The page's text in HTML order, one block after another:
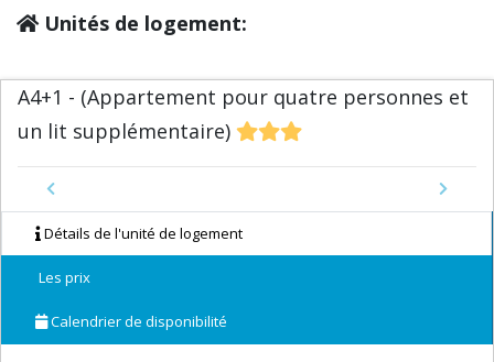
Unités de logement:
A4+1 - (Appartement pour quatre personnes et
un lit supplémentaire)
Previous
Next
Détails de l'unité de logement
Les prix
Calendrier de disponibilité